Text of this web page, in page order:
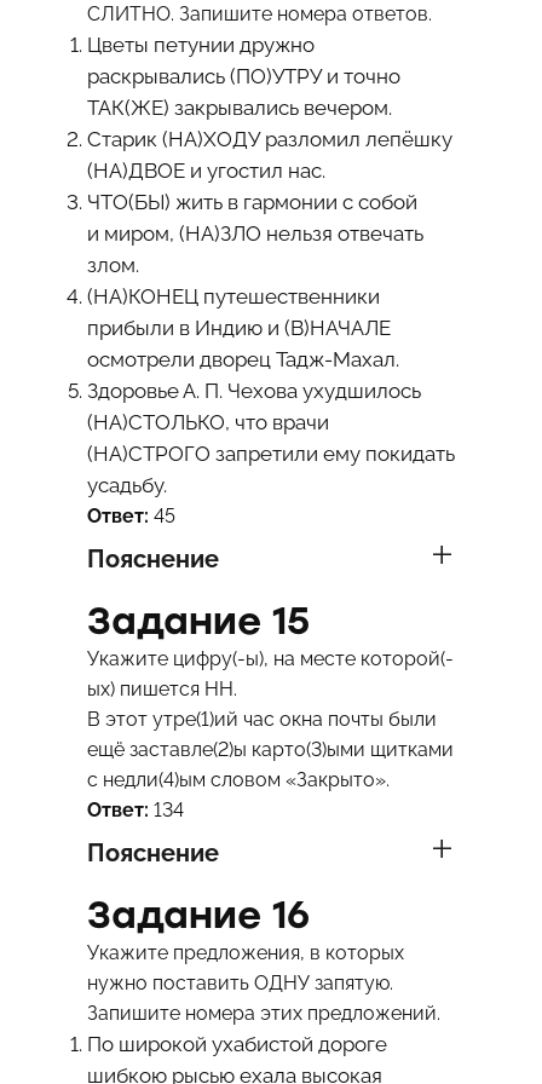
СЛИТНО. Запишите номера ответов.
Цветы петунии дружно
раскрывались (ПО)УТРУ и точно
ТАК(ЖЕ) закрывались вечером.
Старик (НА)ХОДУ разломил лепёшку
(НА)ДВОЕ и угостил нас.
ЧТО(БЫ) жить в гармонии с собой
и миром, (НА)ЗЛО нельзя отвечать
злом.
(НА)КОНЕЦ путешественники
прибыли в Индию и (В)НАЧАЛЕ
осмотрели дворец Тадж-Махал.
Здоровье А. П. Чехова ухудшилось
(НА)СТОЛЬКО, что врачи
(НА)СТРОГО запретили ему покидать
усадьбу.
Ответ: 45
Пояснение
Задание 15
Укажите цифру(-ы), на месте которой(-
ых) пишется НН.
В этот утре(1)ий час окна почты были
ещё заставле(2)ы карто(3)ыми щитками
с недли(4)ым словом «Закрыто».
Ответ: 134
Пояснение
Задание 16
Укажите предложения, в которых
нужно поставить ОДНУ запятую.
Запишите номера этих предложений.
По широкой ухабистой дороге
шибкою рысью ехала высокая